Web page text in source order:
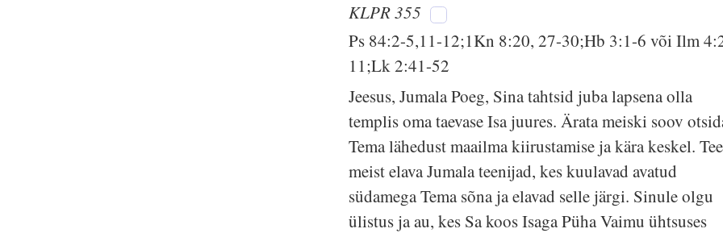
KLPR 355
Ps 84:2-5,11-12;1Kn 8:20, 27-30;Hb 3:1-6 või Ilm
11;Lk 2:41-52
Jeesus, Jumala Poeg, Sina tahtsid juba lapsena olla
templis oma taevase Isa juures. Ärata meiski soov
Tema lähedust maailma kiirustamise ja kära keskel. Tee
meist elava Jumala teenijad, kes kuulavad avatud
südamega Tema sõna ja elavad selle järgi. Sinule olgu
ülistus ja au, kes Sa koos Isaga Püha Vaimu ühtsuses